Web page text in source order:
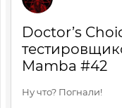
Doctor’s
Mamba #42
Ну что? Погнали!